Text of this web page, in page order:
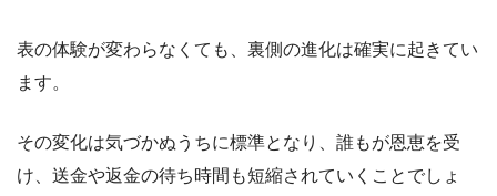
表の体験が変わらなくても、裏側の進化は確実に起きてい
ます。
その変化は気づかぬうちに標準となり、誰もが恩恵を受
け、送金や返金の待ち時間も短縮されていくことでしょ